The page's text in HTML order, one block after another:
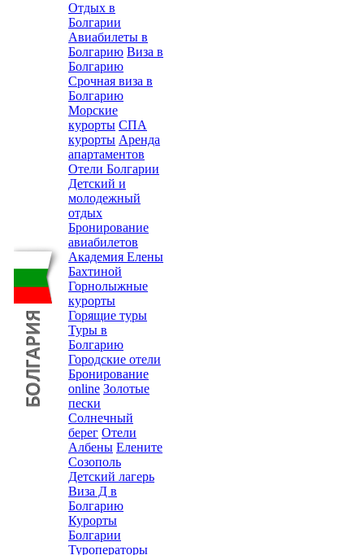
Отдых в
Болгарии
Авиабилеты в
Болгарию Виза в
Болгарию
Срочная виза в
Болгарию
Морские
курорты СПА
курорты Аренда
апартаментов
Отели Болгарии
Детский и
молодежный
отдых
Бронирование
авиабилетов
Академия Елены
Бахтиной
Горнолыжные
курорты
Горящие туры
Туры в
Болгарию
Городские отели
Бронирование
online Золотые
пески
Солнечный
берег Отели
Албены Елените
Созополь
Детский лагерь
Виза Д в
Болгарию
Курорты
Болгарии
Туроператоры